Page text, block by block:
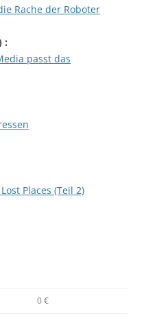
Rache der Roboter
:
passt das
Places (Teil 2)
0 €